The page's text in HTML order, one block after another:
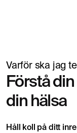
Simon
Lämnar
Varför ska jag
Förstå
din hälsa
Håll koll på ditt inre